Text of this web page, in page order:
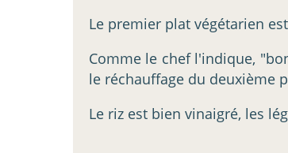
Le premier plat végétarien
Comme le chef l'indique,
le réchauffage du deuxième
Le riz est bien vinaigré, les